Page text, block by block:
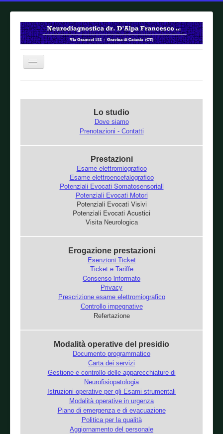
Lo studio
Dove siamo
Prenotazioni - Contatti
Prestazioni
Esame elettromiografico
Esame elettroencefalografico
Potenziali Evocati Somatosensoriali
Potenziali Evocati Motori
Potenziali Evocati Visivi
Potenziali Evocati Acustici
Visita Neurologica
Erogazione prestazioni
Esenzioni Ticket
Ticket e Tariffe
Consenso informato
Privacy
Prescrizione esame elettromiografico
Controllo impegnative
Refertazione
Modalità operative del presidio
Documento programmatico
Carta dei servizi
Gestione e controllo delle apparecchiature di
Neurofisiopatologia
Istruzioni operative per gli Esami strumentali
Modalità operative in urgenza
Piano di emergenza e di evacuazione
Politica per la qualità
Aggiornamento del personale